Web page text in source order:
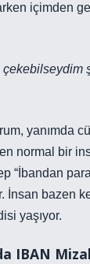
içimden
çekebilseydim
yanımda
normal bir
“İbandan
İnsan bazen
yaşıyor.
IBAN